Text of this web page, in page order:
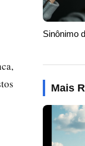
Sinônimo
Mais